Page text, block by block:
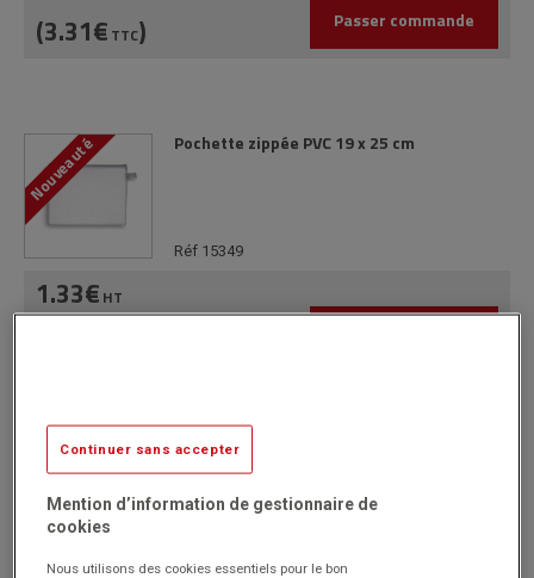
(3.31€ TTC) Passer commande
Nouveauté Pochette zippée PVC 19 x 25 cm
Réf 15349
1.33€ HT
8 pochettes à Zip Paysage Tcollection A4
Jaune
Réf 1003950-02
Continuer sans accepter
Mention d’information de gestionnaire de
cookies
Nous utilisons des cookies essentiels pour le bon